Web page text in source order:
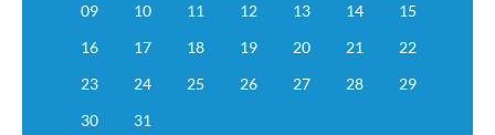
09
10 11 12 13 14
15
16
17 18 19 20 21
22
23
24 25 26 27 28
29
30
31